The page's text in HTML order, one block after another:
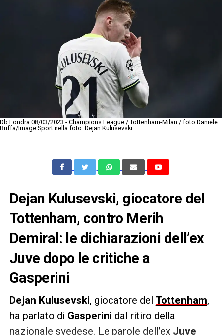
Db Londra 08/03/2023 - Champions League / Tottenham-Milan / foto Daniele
Buffa/Image Sport nella foto: Dejan Kulusevski
Dejan Kulusevski, giocatore del
Tottenham, contro Merih
Demiral: le dichiarazioni dell’ex
Juve dopo le critiche a
Gasperini
Dejan Kulusevski, giocatore del Tottenham,
ha parlato di Gasperini dal ritiro della
nazionale svedese. Le parole dell’ex Juve